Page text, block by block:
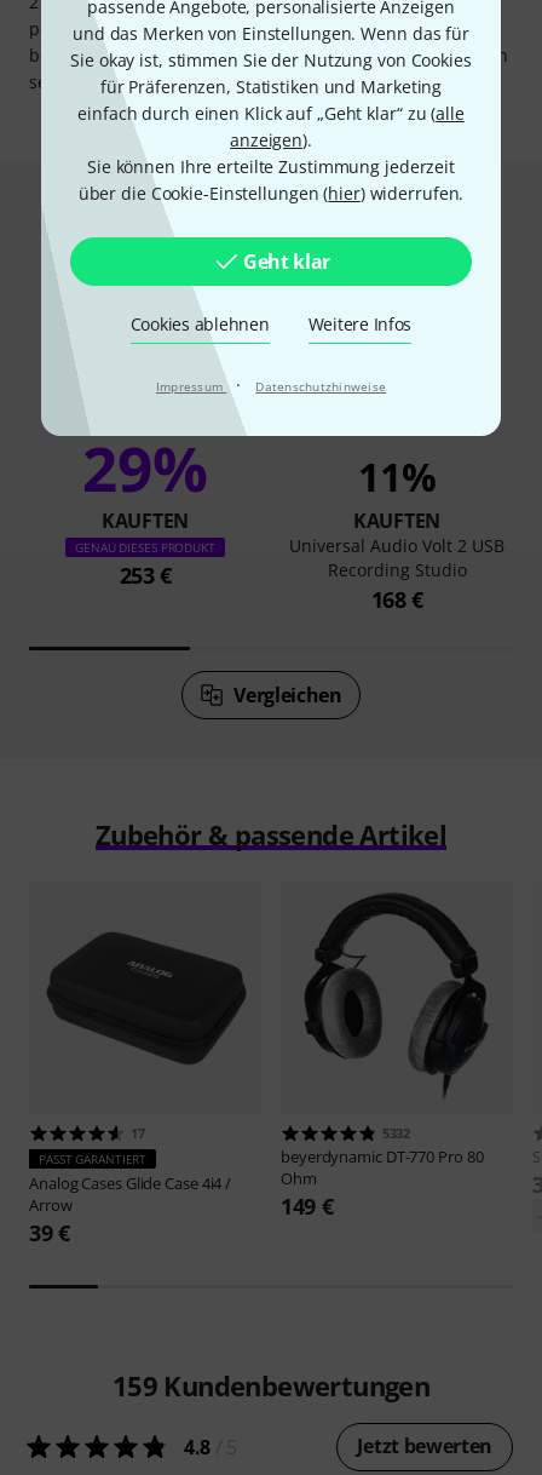
passende Angebote, personalisierte Anzeigen
und das Merken von Einstellungen. Wenn das für
Sie okay ist, stimmen Sie der Nutzung von Cookies
für Präferenzen, Statistiken und Marketing
einfach durch einen Klick auf „Geht klar“ zu (alle
anzeigen).
Sie können Ihre erteilte Zustimmung jederzeit
über die Cookie-Einstellungen (hier) widerrufen.
Geht klar
Cookies ablehnen Weitere Infos
Impressum · Datenschutzhinweise
perkussive Instrumente wie Schlagzeug und Percussion
bereit. Damit das Interface vor Diebstahl geschützt ist, kann
sein Kensington-Lock genutzt werden.
Das kauften Kunden, die sich dieses
Produkt angesehen haben
29%
KAUFTEN
GENAU DIESES PRODUKT
253 €
11%
KAUFTEN
Universal Audio Volt 2 USB
Recording Studio
168 €
Vergleichen
Zubehör & passende Artikel
17
PASST GARANTIERT
Analog Cases Glide Case 4i4 /
Arrow
39 €
5332
beyerdynamic DT-770 Pro 80
Ohm
149 €
159 Kundenbewertungen
4.8 Jetzt bewerten